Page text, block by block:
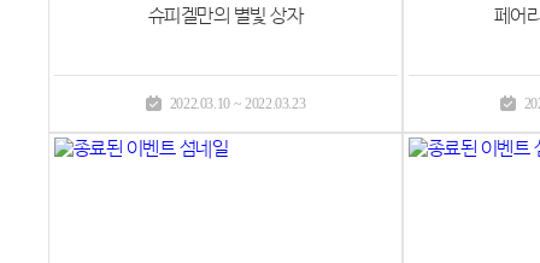
슈피겔만의 별빛 상자
2022.03.10 ~ 2022.03.23
페어